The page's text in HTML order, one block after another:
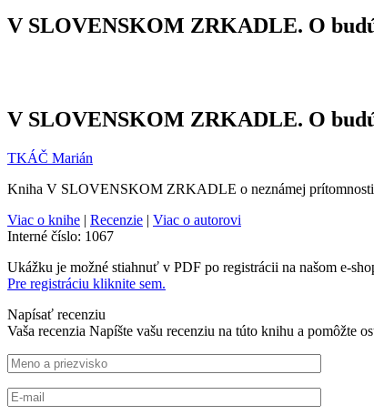
V SLOVENSKOM ZRKADLE. O
V SLOVENSKOM ZRKADLE. O
TKÁČ Marián
Kniha V SLOVENSKOM ZRKADLE o neznámej prítomnosti
Viac o knihe | Recenzie | Viac o autorovi
Interné číslo: 1067
Ukážku je možné stiahnuť v PDF po registrácii na našom e-
Pre registráciu kliknite sem.
Napísať recenziu
Vaša recenzia Napíšte vašu recenziu na túto knihu a pomôžte